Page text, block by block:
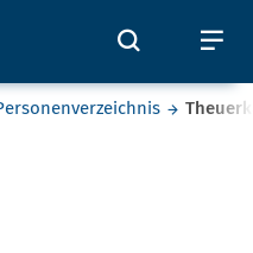
Öffnet